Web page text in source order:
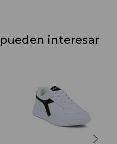
interesar